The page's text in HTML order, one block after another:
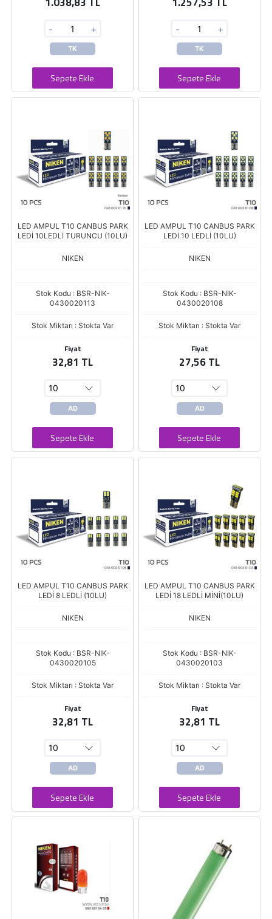
- +
TK
Sepete Ekle
- +
TK
Sepete Ekle
LED AMPUL T10 CANBUS PARK
LEDİ 10LEDLİ TURUNCU (10LU)
NIKEN
Stok Kodu : BSR-NIK-
0430020113
Stok Miktarı : Stokta Var
Fiyat
32,81 TL
AD
Sepete Ekle
LED AMPUL T10 CANBUS PARK
LEDİ 10 LEDLİ (10LU)
NIKEN
Stok Kodu : BSR-NIK-
0430020108
Stok Miktarı : Stokta Var
Fiyat
27,56 TL
AD
Sepete Ekle
LED AMPUL T10 CANBUS PARK
LEDİ 8 LEDLİ (10LU)
NIKEN
Stok Kodu : BSR-NIK-
0430020105
Stok Miktarı : Stokta Var
Fiyat
32,81 TL
AD
Sepete Ekle
LED AMPUL T10 CANBUS PARK
LEDİ 18 LEDLİ MİNİ(10LU)
NIKEN
Stok Kodu : BSR-NIK-
0430020103
Stok Miktarı : Stokta Var
Fiyat
32,81 TL
AD
Sepete Ekle